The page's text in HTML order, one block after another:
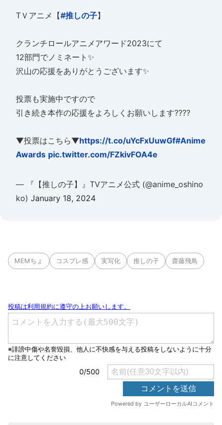
TＶアニメ【#推しの子】
クランチロールアニメアワード2023にて
12部門でノミネート✨
沢山の応援をありがとうございます✨
投票も実施中ですので
引き続き本作の応援をよろしくお願いします????
▼投票はこちら▼https://t.co/uYcFxUuwGf#Anime
Awards pic.twitter.com/FZkivFOA4e
— 『【推しの子】』TVアニメ公式 (@anime_oshino
ko) January 18, 2024
MEMちょ コスプレ感 実写化 推しの子 齋藤飛鳥